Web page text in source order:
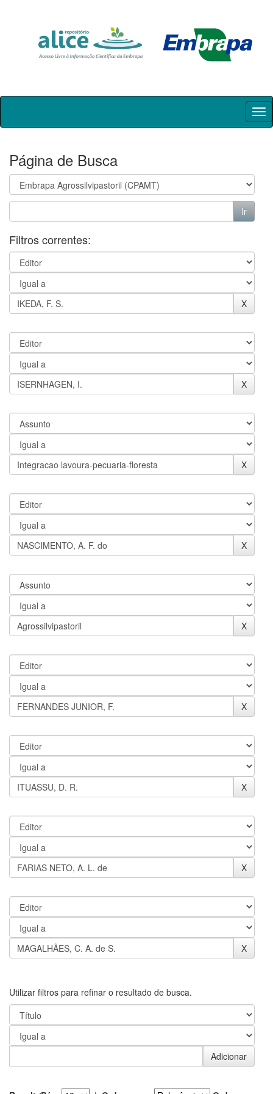
Skip
Página de Busca
Filtros correntes:
Utilizar filtros para refinar o resultado de busca.